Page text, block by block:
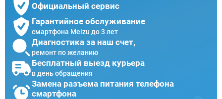
Официальный сервис
Гарантийное обслуживание
смартфона Meizu до 3 лет
Диагностика за наш счет,
ремонт по желанию
Бесплатный выезд курьера
в день обращения
Замена разъема питания телефона
смартфона